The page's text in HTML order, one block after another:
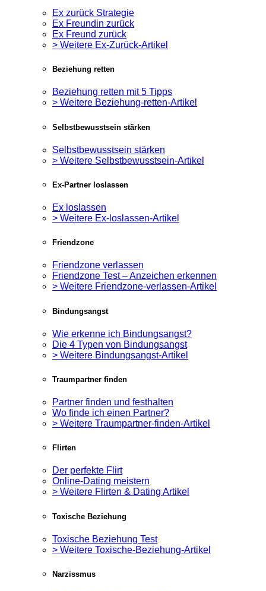
Ex zurück Strategie
Ex Freundin zurück
Ex Freund zurück
> Weitere Ex-Zurück-Artikel
Beziehung retten
Beziehung retten mit 5 Tipps
> Weitere Beziehung-retten-Artikel
Selbstbewusstsein stärken
Selbstbewusstsein stärken
> Weitere Selbstbewusstsein-Artikel
Ex-Partner loslassen
Ex loslassen
> Weitere Ex-loslassen-Artikel
Friendzone
Friendzone verlassen
Friendzone Test – Anzeichen erkennen
> Weitere Friendzone-verlassen-Artikel
Bindungsangst
Wie erkenne ich Bindungsangst?
Die 4 Typen von Bindungsangst
> Weitere Bindungsangst-Artikel
Traumpartner finden
Partner finden und festhalten
Wo finde ich einen Partner?
> Weitere Traumpartner-finden-Artikel
Flirten
Der perfekte Flirt
Online-Dating meistern
> Weitere Flirten & Dating Artikel
Toxische Beziehung
Toxische Beziehung Test
> Weitere Toxische-Beziehung-Artikel
Narzissmus